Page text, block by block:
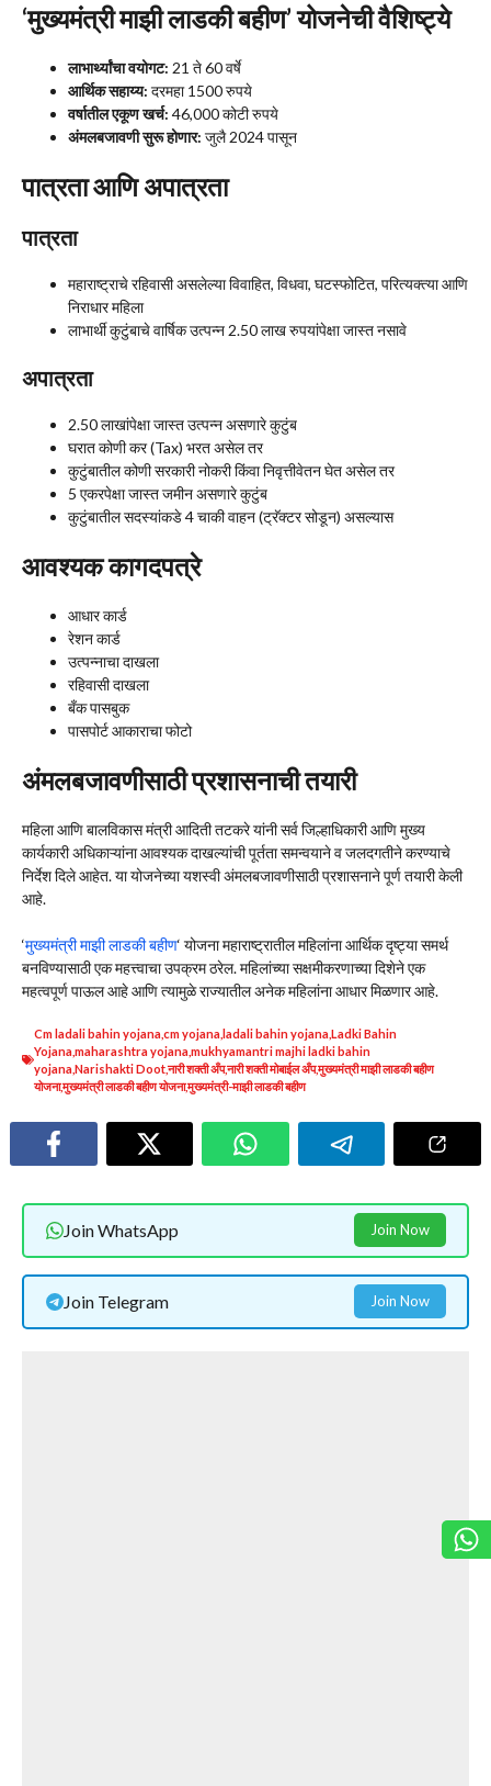
‘मुख्यमंत्री माझी लाडकी बहीण’ योजनेची वैशिष्ट्ये
लाभार्थ्यांचा वयोगट: 21 ते 60 वर्षे
आर्थिक सहाय्य: दरमहा 1500 रुपये
वर्षातील एकूण खर्च: 46,000 कोटी रुपये
अंमलबजावणी सुरू होणार: जुलै 2024 पासून
पात्रता आणि अपात्रता
पात्रता
महाराष्ट्राचे रहिवासी असलेल्या विवाहित, विधवा, घटस्फोटित, परित्यक्त्या आणि
निराधार महिला
लाभार्थी कुटुंबाचे वार्षिक उत्पन्न 2.50 लाख रुपयांपेक्षा जास्त नसावे
अपात्रता
2.50 लाखांपेक्षा जास्त उत्पन्न असणारे कुटुंब
घरात कोणी कर (Tax) भरत असेल तर
कुटुंबातील कोणी सरकारी नोकरी किंवा निवृत्तीवेतन घेत असेल तर
5 एकरपेक्षा जास्त जमीन असणारे कुटुंब
कुटुंबातील सदस्यांकडे 4 चाकी वाहन (ट्रॅक्टर सोडून) असल्यास
आवश्यक कागदपत्रे
आधार कार्ड
रेशन कार्ड
उत्पन्नाचा दाखला
रहिवासी दाखला
बँक पासबुक
पासपोर्ट आकाराचा फोटो
अंमलबजावणीसाठी प्रशासनाची तयारी
महिला आणि बालविकास मंत्री आदिती तटकरे यांनी सर्व जिल्हाधिकारी आणि मुख्य
कार्यकारी अधिकाऱ्यांना आवश्यक दाखल्यांची पूर्तता समन्वयाने व जलदगतीने करण्याचे
निर्देश दिले आहेत. या योजनेच्या यशस्वी अंमलबजावणीसाठी प्रशासनाने पूर्ण तयारी केली
आहे.
‘मुख्यमंत्री माझी लाडकी बहीण‘ योजना महाराष्ट्रातील महिलांना आर्थिक दृष्ट्या समर्थ
बनविण्यासाठी एक महत्त्वाचा उपक्रम ठरेल. महिलांच्या सक्षमीकरणाच्या दिशेने एक
महत्वपूर्ण पाऊल आहे आणि त्यामुळे राज्यातील अनेक महिलांना आधार मिळणार आहे.
Cm ladali bahin yojanacm yojanaladali bahin yojanaLadki Bahin
Yojanamaharashtra yojanamukhyamantri majhi ladki bahin
yojanaNarishakti Doot,नारी शक्ती अँप,नारी शक्ती मोबाईल अँप,मुख्यमंत्री माझी लाडकी बहीण
योजना,मुख्यमंत्री लाडकी बहीण योजना,मुख्यमंत्री-माझी लाडकी बहीण
Join WhatsApp Join Now
Join Telegram Join Now